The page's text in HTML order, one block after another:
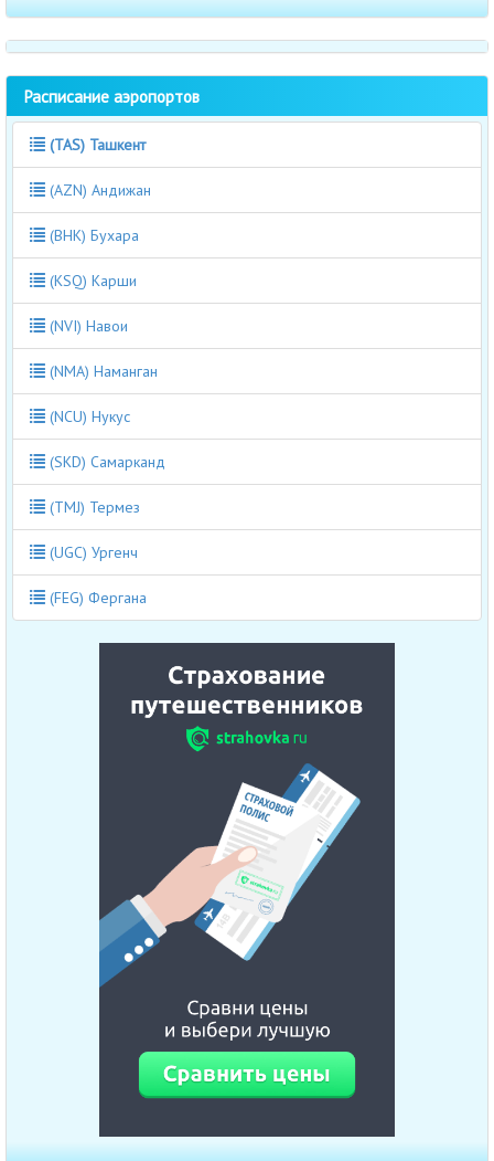
Расписание аэропортов
(TAS) Ташкент
(AZN) Андижан
(BHK) Бухара
(KSQ) Карши
(NVI) Навои
(NMA) Наманган
(NCU) Нукус
(SKD) Самарканд
(TMJ) Термез
(UGC) Ургенч
(FEG) Фергана